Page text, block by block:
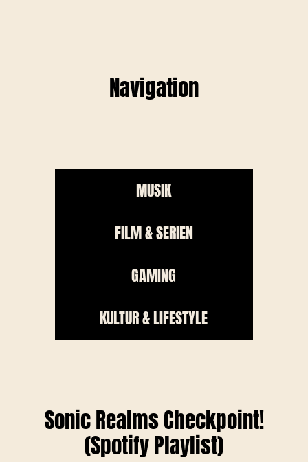
Navigation
MUSIK
FILM & SERIEN
GAMING
KULTUR & LIFESTYLE
Sonic Realms Checkpoint!
(Spotify Playlist)